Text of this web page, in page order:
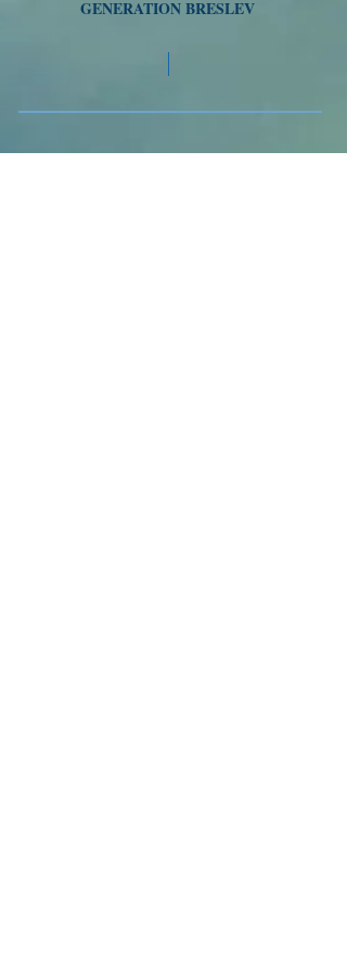
GENERATION BRESLEV